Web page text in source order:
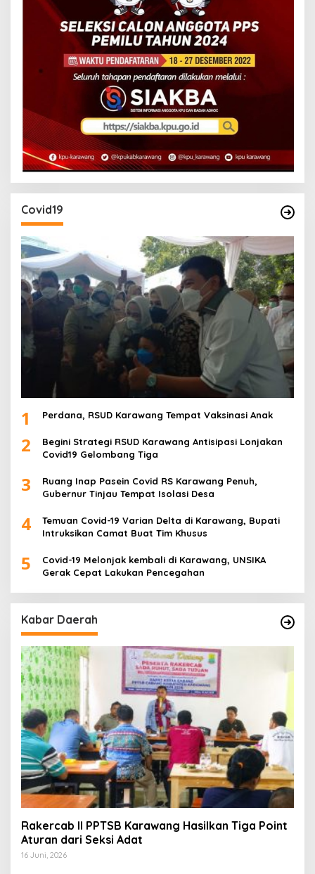
Covid19
1 Perdana, RSUD Karawang Tempat Vaksinasi Anak
2
Begini Strategi RSUD Karawang Antisipasi Lonjakan
Covid19 Gelombang Tiga
3
Ruang Inap Pasein Covid RS Karawang Penuh,
Gubernur Tinjau Tempat Isolasi Desa
4
Temuan Covid-19 Varian Delta di Karawang, Bupati
Intruksikan Camat Buat Tim Khusus
5
Covid-19 Melonjak kembali di Karawang, UNSIKA
Gerak Cepat Lakukan Pencegahan
Kabar Daerah
Rakercab II PPTSB Karawang Hasilkan Tiga Point
Aturan dari Seksi Adat
16 Juni, 2026